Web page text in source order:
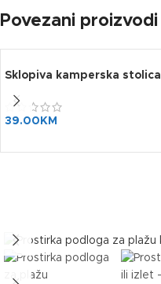
Povezani proizvodi
Sklopiva kamperska stolica
39.00 KM